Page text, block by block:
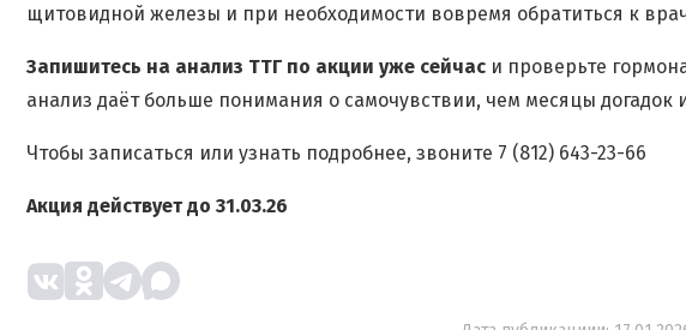
щитовидной железы и при необходимости вовремя обратиться к
Запишитесь на анализ ТТГ по акции уже сейчас и проверьте
анализ даёт больше понимания о самочувствии, чем месяцы догадок
Чтобы записаться или узнать подробнее, звоните 7 (812) 643-23-66
Акция действует до 31.03.26